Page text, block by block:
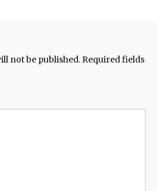
not be published. Required fields